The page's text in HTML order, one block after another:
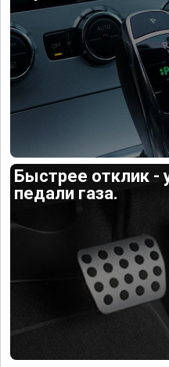
Быстрее отклик -
педали газа.